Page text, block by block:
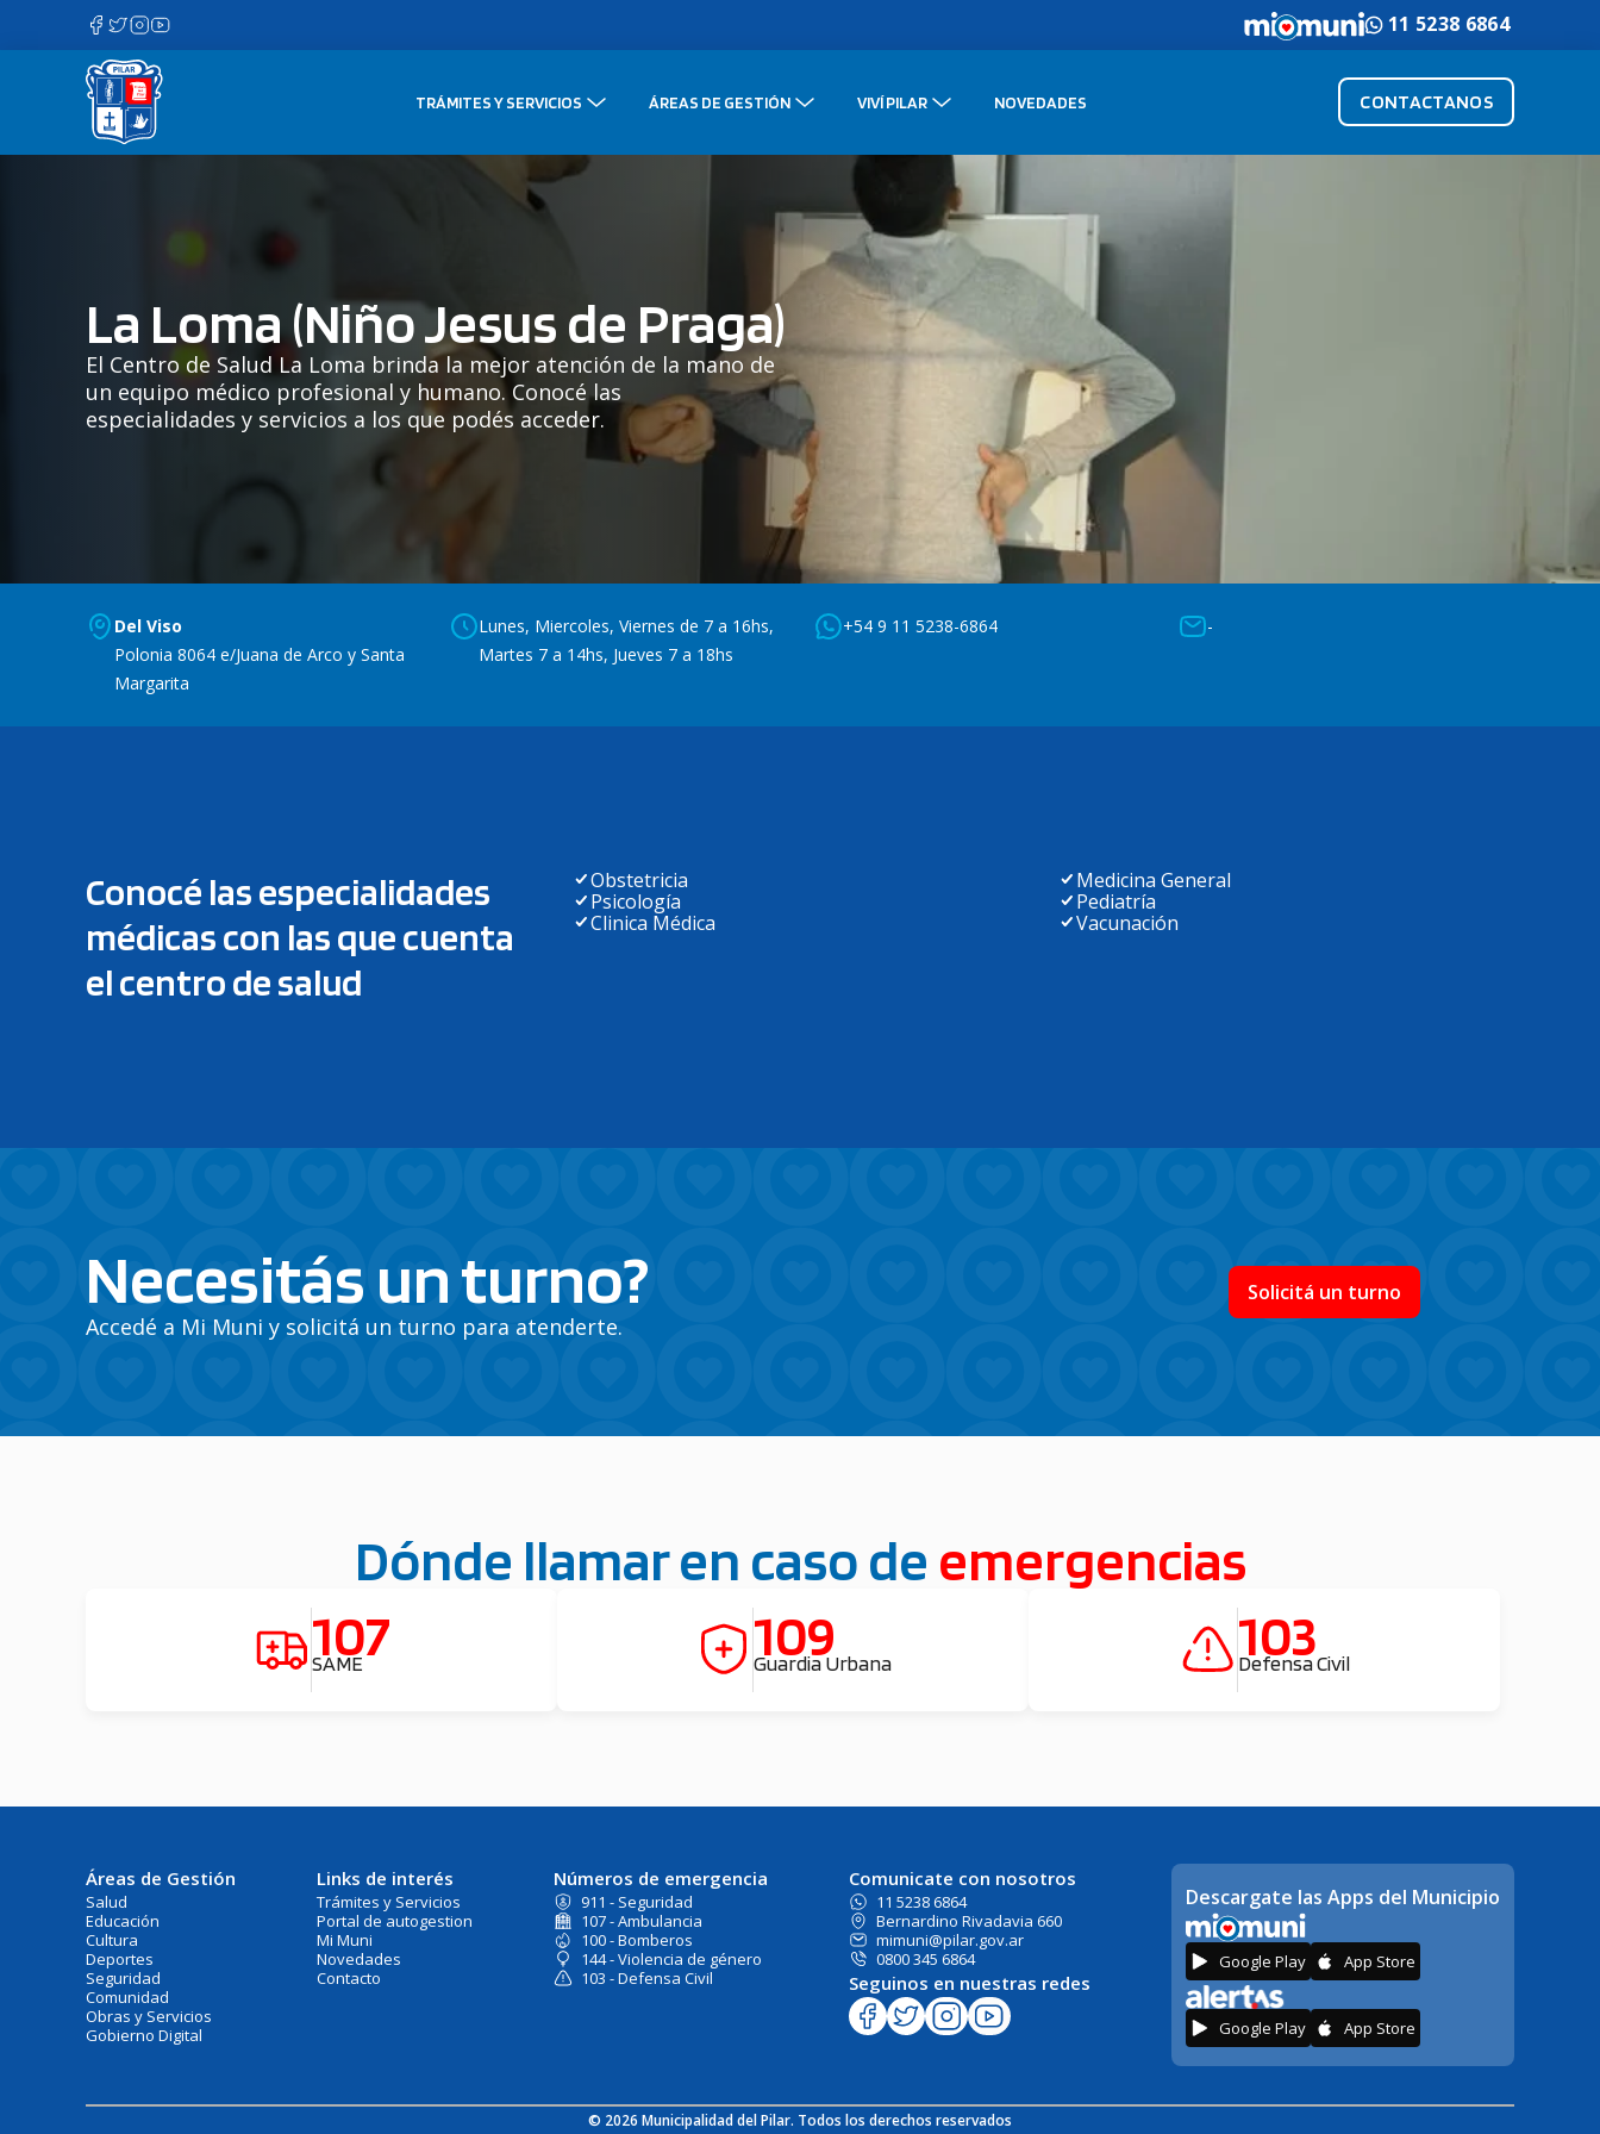
contenido
11 5238 6864
TRÁMITES Y SERVICIOS ÁREAS DE GESTIÓN VIVÍ PILAR NOVEDADES CONTACTANOS
La Loma (Niño Jesus de Praga)
El Centro de Salud La Loma brinda la mejor atención de la mano de
un equipo médico profesional y humano. Conocé las
especialidades y servicios a los que podés acceder.
Del Viso
Polonia 8064 e/Juana de Arco y Santa
Margarita
Lunes, Miercoles, Viernes de 7 a 16hs,
Martes 7 a 14hs, Jueves 7 a 18hs
+54 9 11 5238-6864 -
Conocé las especialidades
médicas con las que cuenta
el centro de salud
Obstetricia
Psicología
Clinica Médica
Medicina General
Pediatría
Vacunación
Necesitás un turno?
Accedé a Mi Muni y solicitá un turno para atenderte.
Solicitá un turno
Dónde llamar en caso de emergencias
107
SAME 109
Guardia Urbana 103
Defensa Civil
Áreas de Gestión
Salud
Educación
Cultura
Deportes
Seguridad
Comunidad
Obras y Servicios
Gobierno Digital
Links de interés
Trámites y Servicios
Portal de autogestion
Mi Muni
Novedades
Contacto
Números de emergencia
911 - Seguridad
107 - Ambulancia
100 - Bomberos
144 - Violencia de género
103 - Defensa Civil
Comunicate con nosotros
11 5238 6864
Bernardino Rivadavia 660
mimuni@pilar.gov.ar
0800 345 6864
Seguinos en nuestras redes
Descargate las Apps del Municipio
Google Play App Store
Google Play App Store
© 2026 Municipalidad del Pilar. Todos los derechos reservados